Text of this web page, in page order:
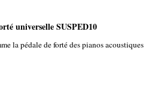
universelle SUSPED10
la pédale de forté des pianos acoustiques